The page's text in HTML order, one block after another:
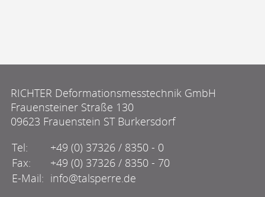
RICHTER Deformationsmesstechnik GmbH
Frauensteiner Straße 130
09623 Frauenstein ST Burkersdorf
Tel:
+49 (0) 37326 / 8350 - 0
Fax:
+49 (0) 37326 / 8350 - 70
E-Mail: info@talsperre.de